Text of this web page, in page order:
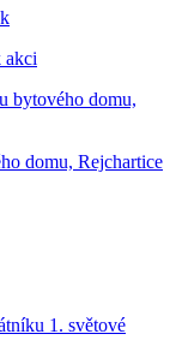
akci
bytového domu,
domu, Rejchartice
1. světové